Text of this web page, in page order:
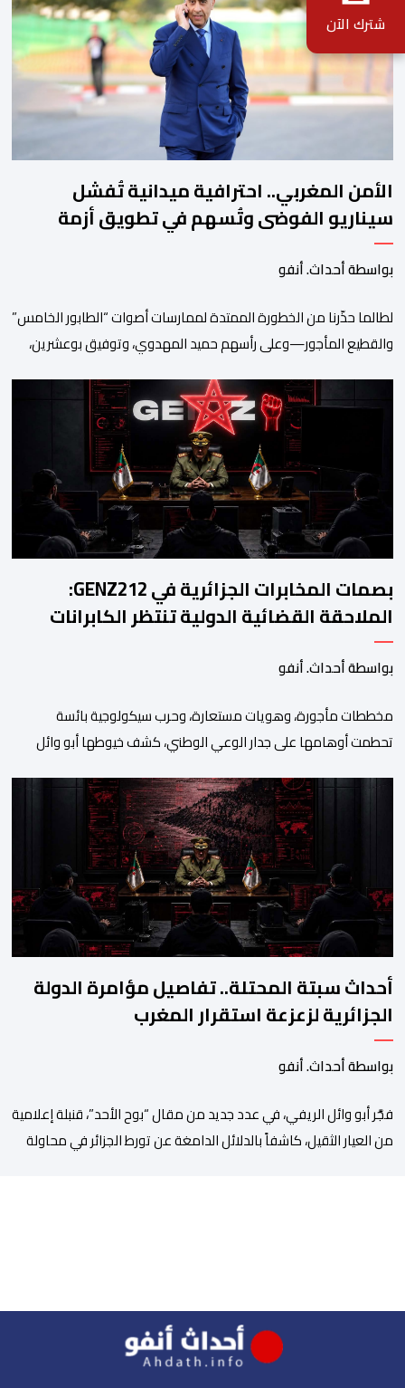
الأمن المغربي.. احترافية ميدانية تُفشل
سيناريو الفوضى وتُسهم في تطويق أزمة
سبتة
بواسطة أحداث. أنفو
لطالما حذّرنا من الخطورة الممتدة لممارسات أصوات “الطابور الخامس”
والقطيع المأجور—وعلى رأسهم حميد المهدوي، وتوفيق بوعشرين،
أخلاقيات العمل الصحفي ومقتضيات القانون الجنائي، عبر الاستغلال
المقيت لفقر وهشاشة بعض المواطنين وتوظيف انفعالاتهم لخدمة
أجندات التهييج وضرر استقرار الوطن. وجاء بوح “أبو وائل الريفي” هذا
الأحد ليؤكد حقيقة هذه […]
بصمات المخابرات الجزائرية في GENZ212:
الملاحقة القضائية الدولية تنتظر الكابرانات
بواسطة أحداث. أنفو
مخططات مأجورة، وهويات مستعارة، وحرب سيكولوجية بائسة
تحطمت أوهامها على جدار الوعي الوطني، كشف خيوطها أبو وائل
الأجهزة الأمنية المغربية لأحدث محاولات المخابرات العسكرية الجزائرية
استهداف امن المملكة واستقرارها. أكد أبو وائل الريفي أنه: “بعد
إجهاض مخططات الجارة التي تحركت سريعا عبر عملائها […]
أحداث سبتة المحتلة.. تفاصيل مؤامرة الدولة
الجزائرية لزعزعة استقرار المغرب
بواسطة أحداث. أنفو
فجَّر أبو وائل الريفي، في عدد جديد من مقال “بوح الأحد”، قنبلة إعلامية
من العيار الثقيل، كاشفاً بالدلائل الدامغة عن تورط الجزائر في محاولة
شترك الآن